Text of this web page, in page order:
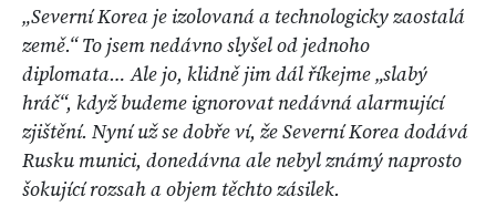
„Severní Korea je izolovaná a technologicky zaostalá
země.“ To jsem nedávno slyšel od jednoho
diplomata… Ale jo, klidně jim dál říkejme „slabý
hráč“, když budeme ignorovat nedávná alarmující
zjištění. Nyní už se dobře ví, že Severní Korea dodává
Rusku munici, donedávna ale nebyl známý naprosto
šokující rozsah a objem těchto zásilek.